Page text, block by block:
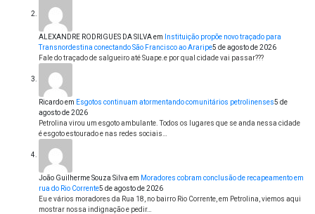
ALEXANDRE RODRIGUES DA SILVAem
Instituição propõe novo traçado para
Transnordestina conectando São Francisco ao Araripe5 de agosto de 2026
Fale do traçado de salgueiro até Suape.e por qual cidade vai passar???
Ricardoem Esgotos continuam atormentando comunitários petrolinenses5 de
agosto de 2026
Petrolina virou um esgoto ambulante. Todos os lugares que se anda nessa cidade
é esgoto estourado e nas redes sociais…
João Guilherme Souza Silva em Moradores cobram conclusão de recapeamento em
rua do Rio Corrente5 de agosto de 2026
Eu e vários moradores da Rua 18, no bairro Rio Corrente, em Petrolina, viemos aqui
mostrar nossa indignação e pedir…